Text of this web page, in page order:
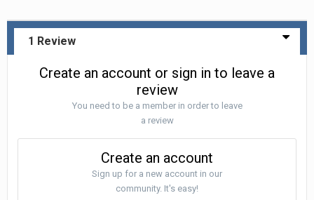
1 Review
Create an account or sign in to leave a
review
You need to be a member in order to leave
a review
Create an account
Sign up for a new account in our
community. It's easy!